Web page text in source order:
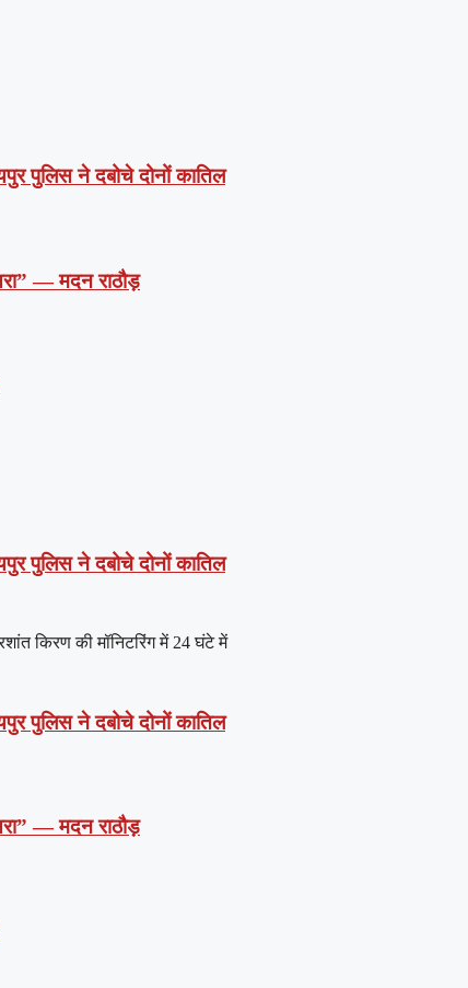
पुलिस ने दबोचे दोनों कातिल
— मदन राठौड़
पुलिस ने दबोचे दोनों कातिल
किरण की मॉनिटरिंग में 24 घंटे में
पुलिस ने दबोचे दोनों कातिल
— मदन राठौड़